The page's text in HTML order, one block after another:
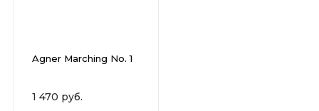
Agner Marching No. 1
1 470 руб.